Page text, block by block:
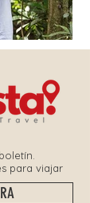
para viajar